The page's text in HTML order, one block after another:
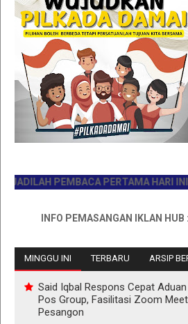
PEMBACA PERTAMA HARI INI
INFO PEMASANGAN IKLAN HUB :
MINGGU INI TERBARU ARSIP
Said Iqbal Respons Cepat
Pos Group, Fasilitasi Zoom
Pesangon